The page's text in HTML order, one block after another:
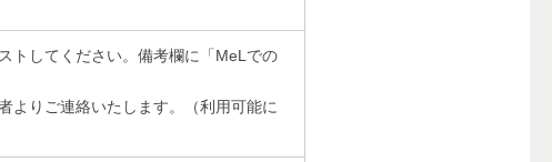
トしてください。備考欄に「MeLでの
よりご連絡いたします。（利用可能に